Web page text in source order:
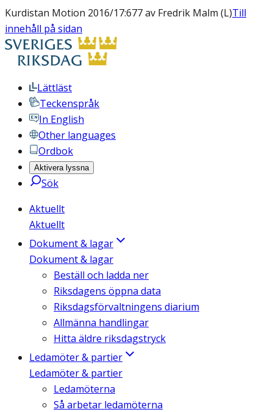
Kurdistan Motion 2016/17:677 av Fredrik Malm (L)Till
innehåll på sidan
Lättläst
Teckenspråk
In English
Other languages
Ordbok
Aktivera lyssna
Sök
Aktuellt
Aktuellt
Dokument & lagar
Dokument & lagar
Beställ och ladda ner
Riksdagens öppna data
Riksdagsförvaltningens diarium
Allmänna handlingar
Hitta äldre riksdagstryck
Ledamöter & partier
Ledamöter & partier
Ledamöterna
Så arbetar ledamöterna